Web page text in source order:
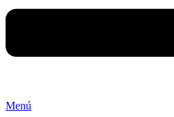
Menú